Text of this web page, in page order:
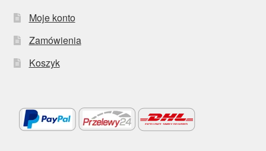
Moje konto
Zamówienia
Koszyk